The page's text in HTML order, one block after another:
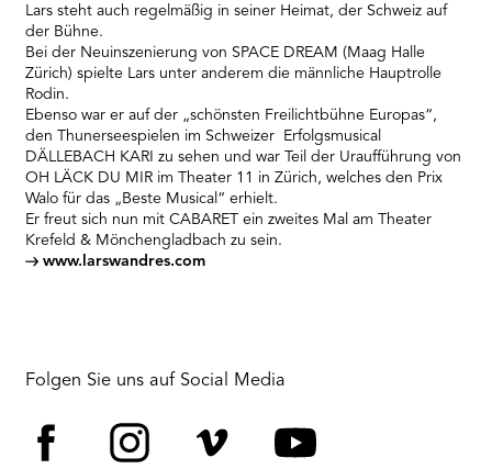
Lars steht auch regelmäßig in seiner Heimat, der Schweiz auf
der Bühne.
Bei der Neuinszenierung von SPACE DREAM (Maag Halle
Zürich) spielte Lars unter anderem die männliche Hauptrolle
Rodin.
Ebenso war er auf der „schönsten Freilichtbühne Europas“,
den Thunerseespielen im Schweizer Erfolgsmusical
DÄLLEBACH KARI zu sehen und war Teil der Uraufführung von
OH LÄCK DU MIR im Theater 11 in Zürich, welches den Prix
Walo für das „Beste Musical“ erhielt.
Er freut sich nun mit CABARET ein zweites Mal am Theater
Krefeld & Mönchengladbach zu sein.
www.larswandres.com
Folgen Sie uns auf Social Media